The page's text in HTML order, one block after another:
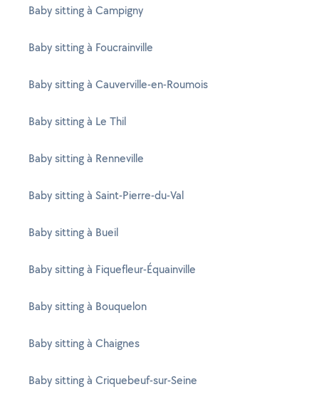
Baby sitting à Campigny
Baby sitting à Foucrainville
Baby sitting à Cauverville-en-Roumois
Baby sitting à Le Thil
Baby sitting à Renneville
Baby sitting à Saint-Pierre-du-Val
Baby sitting à Bueil
Baby sitting à Fiquefleur-Équainville
Baby sitting à Bouquelon
Baby sitting à Chaignes
Baby sitting à Criquebeuf-sur-Seine